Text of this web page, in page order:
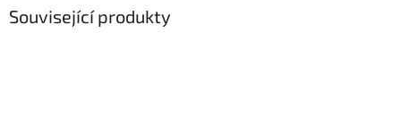
Související produkty